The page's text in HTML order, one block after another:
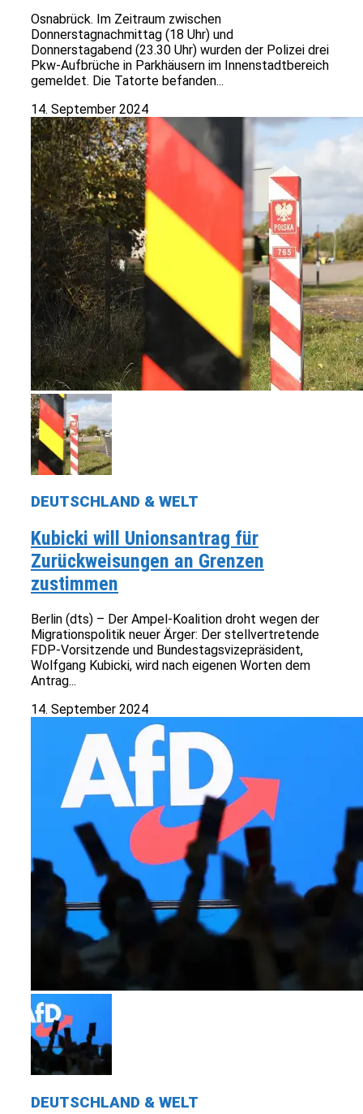
Osnabrück. Im Zeitraum zwischen
Donnerstagnachmittag (18 Uhr) und
Donnerstagabend (23.30 Uhr) wurden der Polizei drei
Pkw-Aufbrüche in Parkhäusern im Innenstadtbereich
gemeldet. Die Tatorte befanden...
14. September 2024
DEUTSCHLAND & WELT
Kubicki will Unionsantrag für
Zurückweisungen an Grenzen
zustimmen
Berlin (dts) – Der Ampel-Koalition droht wegen der
Migrationspolitik neuer Ärger: Der stellvertretende
FDP-Vorsitzende und Bundestagsvizepräsident,
Wolfgang Kubicki, wird nach eigenen Worten dem
Antrag...
14. September 2024
DEUTSCHLAND & WELT